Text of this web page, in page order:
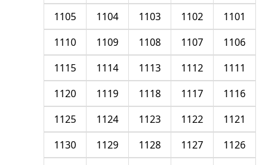
1101
1102
1103
1104
1105
1106
1107
1108
1109
1110
1111
1112
1113
1114
1115
1116
1117
1118
1119
1120
1121
1122
1123
1124
1125
1126
1127
1128
1129
1130